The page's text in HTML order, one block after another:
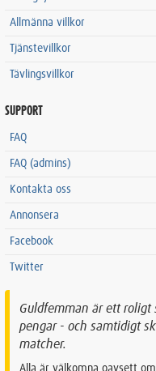
Allmänna villkor
Tjänstevillkor
Tävlingsvillkor
SUPPORT
FAQ
FAQ (admins)
Kontakta oss
Annonsera
Facebook
Twitter
Guldfemman är ett
pengar - och samtidigt
matcher.
Alla är välkomna oavsett